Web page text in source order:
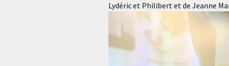
Lydéric et Philibert et de Jeanne